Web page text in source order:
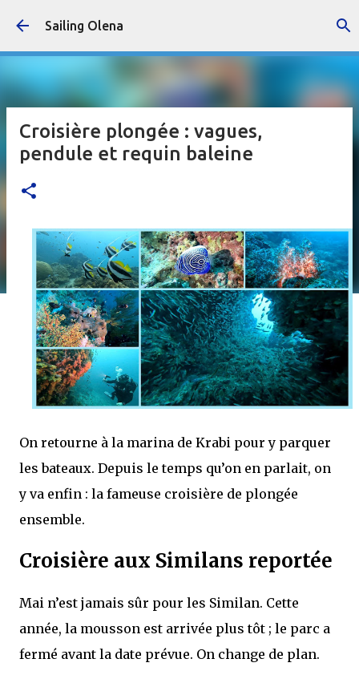
Sailing Olena
Croisière plongée : vagues,
pendule et requin baleine
On retourne à la marina de Krabi pour y parquer
les bateaux. Depuis le temps qu’on en parlait, on
y va enfin : la fameuse croisière de plongée
ensemble.
Croisière aux Similans reportée
Mai n’est jamais sûr pour les Similan. Cette
année, la mousson est arrivée plus tôt ; le parc a
fermé avant la date prévue. On change de plan.